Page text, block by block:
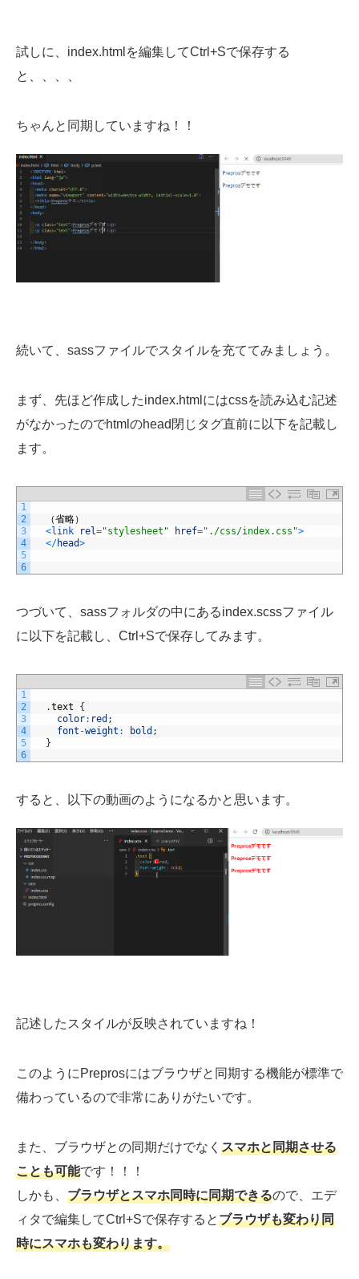
試しに、index.htmlを編集してCtrl+Sで保存する
と、、、、
ちゃんと同期していますね！！
続いて、sassファイルでスタイルを充ててみましょう。
まず、先ほど作成したindex.htmlにはcssを読み込む記述
がなかったのでhtmlのhead閉じタグ直前に以下を記載し
ます。
1
2
3
4
5
6
（省略）
<link rel="stylesheet" href="./css/index.css">
</head>
つづいて、sassフォルダの中にあるindex.scssファイル
に以下を記載し、Ctrl+Sで保存してみます。
1
2
3
4
5
6
.text
{
color: red ;
font -weight : bold ;
}
すると、以下の動画のようになるかと思います。
記述したスタイルが反映されていますね！
このようにPreprosにはブラウザと同期する機能が標準で
備わっているので非常にありがたいです。
また、ブラウザとの同期だけでなく スマホと同期させる
ことも可能です！！！
しかも、 ブラウザとスマホ同時に同期できるので、エデ
ィタで編集してCtrl+Sで保存するとブラウザも変わり同
時にスマホも変わります。